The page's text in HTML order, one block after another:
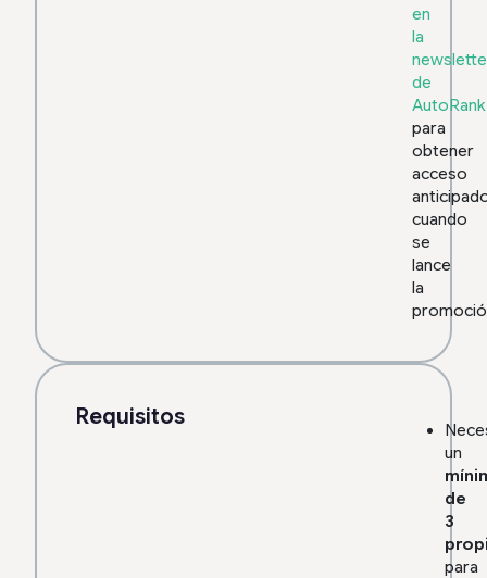
en
la
de
AutoRank
para
obtener
acceso
cuando
se
lance
la
Requisitos
un
de
3
para